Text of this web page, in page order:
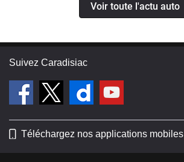
Voir toute l'actu auto
Suivez Caradisiac
Téléchargez nos applications mobiles